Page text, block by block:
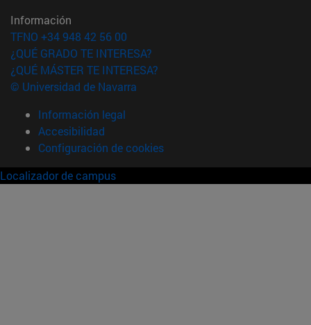
Información
TFNO +34 948 42 56 00
¿QUÉ GRADO TE INTERESA?
¿QUÉ MÁSTER TE INTERESA?
© Universidad de Navarra
Información legal
Accesibilidad
Configuración de cookies
Localizador de campus